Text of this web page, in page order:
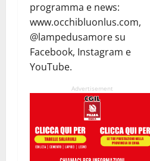
programma e news:
www.occhibluonlus.com,
@lampedusamore su
Facebook, Instagram e
YouTube.
Advertisement